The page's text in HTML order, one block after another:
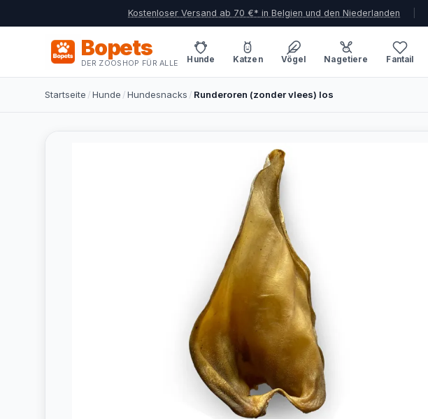
Kostenloser Versand ab 70 €* in Belgien und den Niederlanden
Bopets
DER ZOOSHOP FÜR ALLE Hunde Katzen Vögel Nagetiere Fantail
Startseite /Hunde /Hundesnacks / Runderoren (zonder vlees) los